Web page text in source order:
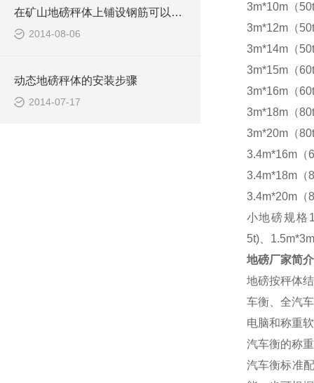
在矿山地磅秤体上铺设钢筋可以防滑
2014-08-06
动态地磅秤体的安装步骤
2014-07-17
3m*10m（
3m*12m（
3m*14m（
3m*15m（
3m*16m（
3m*18m（
3m*20m（
3.4m*16m（
3.4m*18m（
3.4m*20m（
小地磅规格
5t)、
地磅厂家简
地磅按秤体
车衡、全汽
电脑和称重
汽车衡的称
汽车衡标准